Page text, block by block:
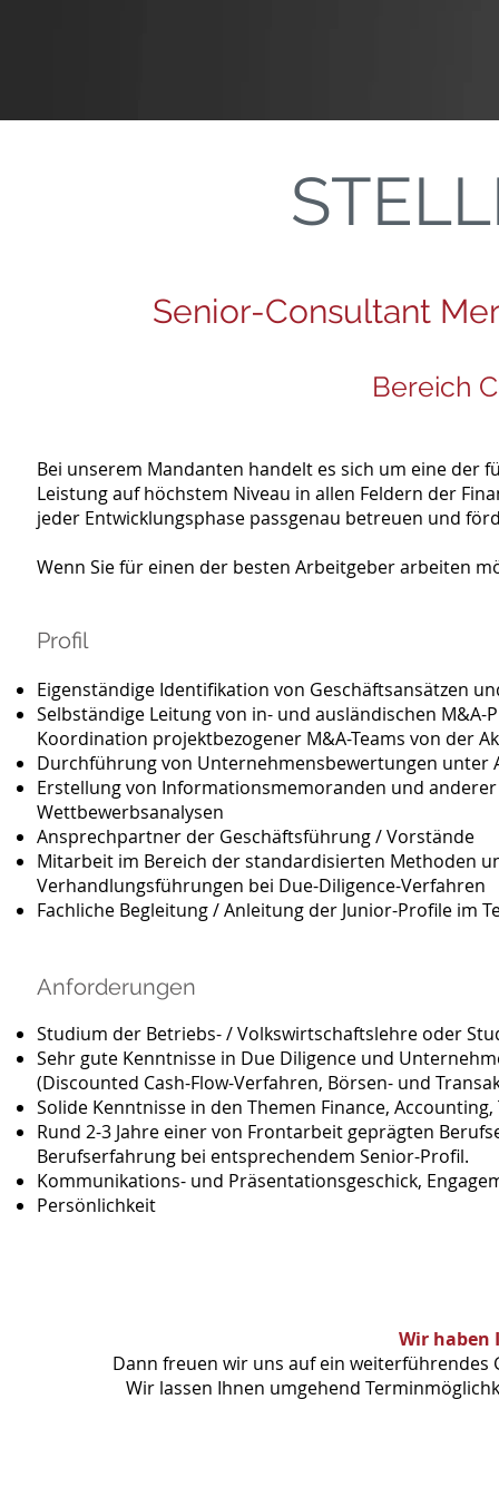
Senior-Consultant
Bereich
Bei unserem Mandanten handelt es sich um eine der
Leistung auf höchstem Niveau in allen Feldern der
jeder Entwicklungsphase passgenau betreuen und
Wenn Sie für einen der besten Arbeitgeber arbeiten
Profil
Eigenständige Identifikation von Geschäftsansätzen
Selbständige Leitung von in- und ausländischen
Koordination projektbezogener M&A-Teams von der
Durchführung von Unternehmensbewertungen
Erstellung von Informationsmemoranden und
Wettbewerbsanalysen
Ansprechpartner der Geschäftsführung / Vorstände
Mitarbeit im Bereich der standardisierten Methoden
Verhandlungsführungen bei Due-Diligence-Verfahren
Fachliche Begleitung / Anleitung der Junior-Profile im
Anforderungen
Studium der Betriebs- / Volkswirtschaftslehre oder
Sehr gute Kenntnisse in Due Diligence und
(Discounted Cash-Flow-Verfahren, Börsen- und
Solide Kenntnisse in den Themen Finance, Accounting,
Rund 2-3 Jahre einer von Frontarbeit geprägten
Berufserfahrung bei entsprechendem Senior-Profil.
Kommunikations- und Präsentationsgeschick,
Persönlichkeit
Wir haben
Dann freuen wir uns auf ein weiterführendes
Wir lassen Ihnen umgehend